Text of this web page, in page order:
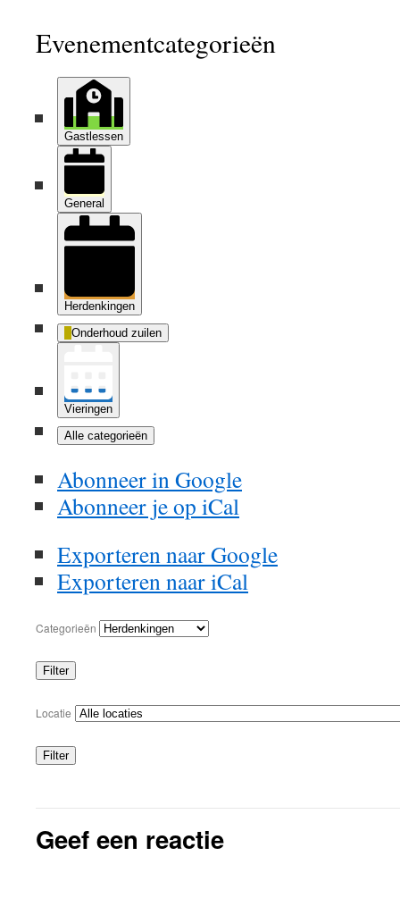
Evenementcategorieën
Gastlessen
General
Herdenkingen
Onderhoud zuilen
Vieringen
Alle categorieën
Abonneer inGoogle
Abonneer je op iCal
Exporteren naarGoogle
Exporteren naariCal
Categorieën
Filter
Categorieën
Locatie
Filter
Locaties
Geef een reactie